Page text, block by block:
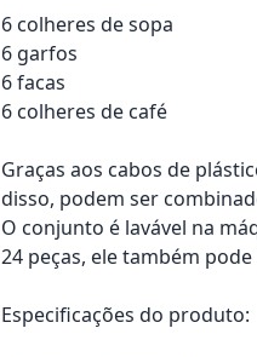
6 colheres de sopa
6 garfos
6 facas
6 colheres de café
Graças aos cabos de
disso, podem ser
O conjunto é lavável na
24 peças, ele também
Especificações do produto: